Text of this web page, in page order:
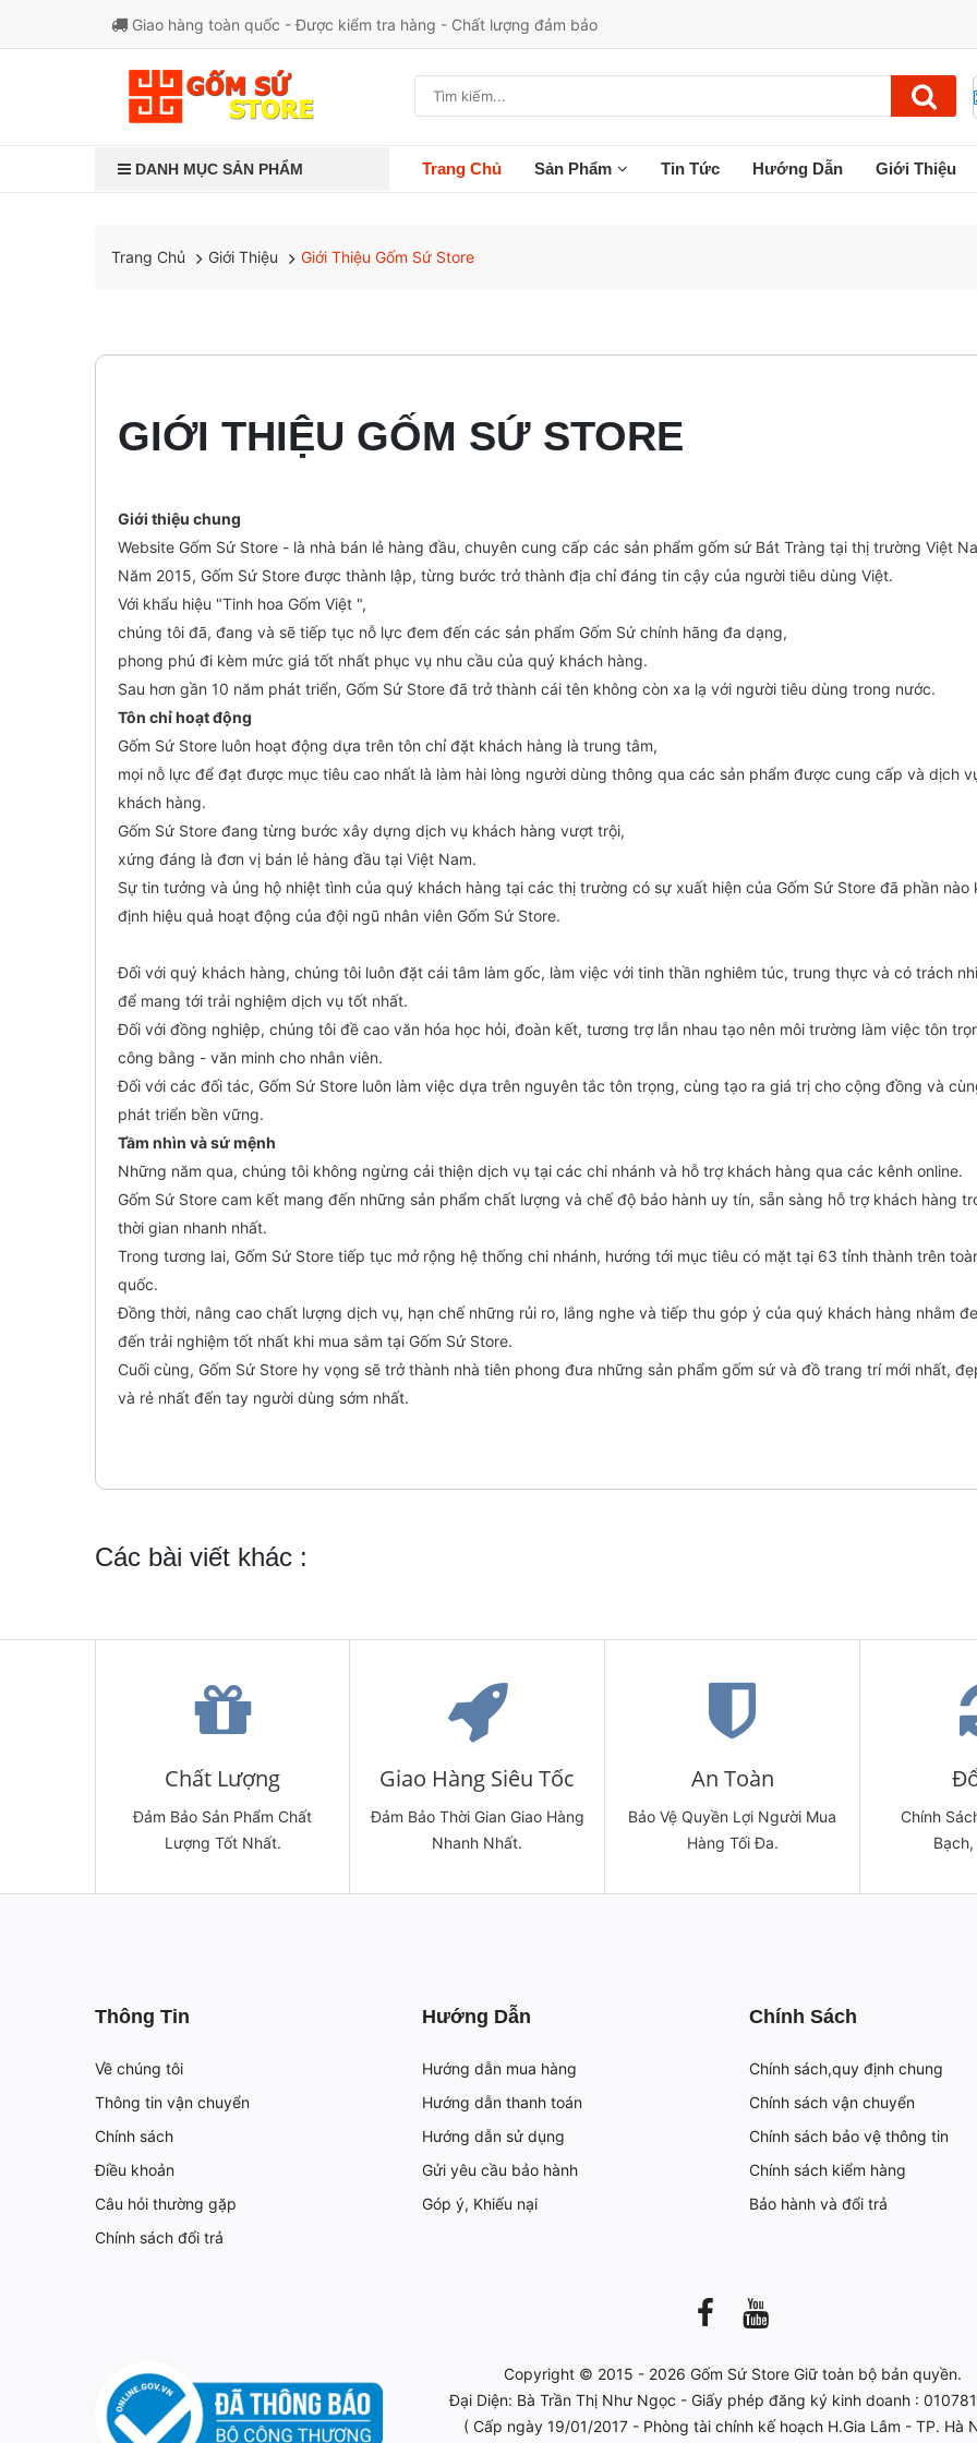
Giao hàng toàn quốc - Được kiểm tra hàng - Chất lượng đảm bảo
DANH MỤC SẢN PHẨM Trang Chủ Sản Phẩm Tin Tức Hướng Dẫn Giới Thiệu
Trang Chủ Giới Thiệu Giới Thiệu Gốm Sứ Store
GIỚI THIỆU GỐM SỨ STORE
Giới thiệu chung
Website Gốm Sứ Store - là nhà bán lẻ hàng đầu, chuyên cung cấp các sản phẩm gốm sứ Bát Tràng tại thị trường Việt
Năm 2015, Gốm Sứ Store được thành lập, từng bước trở thành địa chỉ đáng tin cậy của người tiêu dùng Việt.
Với khẩu hiệu "Tinh hoa Gốm Việt ",
chúng tôi đã, đang và sẽ tiếp tục nỗ lực đem đến các sản phẩm Gốm Sứ chính hãng đa dạng,
phong phú đi kèm mức giá tốt nhất phục vụ nhu cầu của quý khách hàng.
Sau hơn gần 10 năm phát triển, Gốm Sứ Store đã trở thành cái tên không còn xa lạ với người tiêu dùng trong nước.
Tôn chỉ hoạt động
Gốm Sứ Store luôn hoạt động dựa trên tôn chỉ đặt khách hàng là trung tâm,
mọi nỗ lực để đạt được mục tiêu cao nhất là làm hài lòng người dùng thông qua các sản phẩm được cung cấp và dịch
khách hàng.
Gốm Sứ Store đang từng bước xây dựng dịch vụ khách hàng vượt trội,
xứng đáng là đơn vị bán lẻ hàng đầu tại Việt Nam.
Sự tin tưởng và ủng hộ nhiệt tình của quý khách hàng tại các thị trường có sự xuất hiện của Gốm Sứ Store đã phần nào
định hiệu quả hoạt động của đội ngũ nhân viên Gốm Sứ Store.
Đối với quý khách hàng, chúng tôi luôn đặt cái tâm làm gốc, làm việc với tinh thần nghiêm túc, trung thực và có trách
để mang tới trải nghiệm dịch vụ tốt nhất.
Đối với đồng nghiệp, chúng tôi đề cao văn hóa học hỏi, đoàn kết, tương trợ lẫn nhau tạo nên môi trường làm việc tôn
công bằng - văn minh cho nhân viên.
Đối với các đối tác, Gốm Sứ Store luôn làm việc dựa trên nguyên tắc tôn trọng, cùng tạo ra giá trị cho cộng đồng và
phát triển bền vững.
Tầm nhìn và sứ mệnh
Những năm qua, chúng tôi không ngừng cải thiện dịch vụ tại các chi nhánh và hỗ trợ khách hàng qua các kênh online.
Gốm Sứ Store cam kết mang đến những sản phẩm chất lượng và chế độ bảo hành uy tín, sẵn sàng hỗ trợ khách hàng
thời gian nhanh nhất.
Trong tương lai, Gốm Sứ Store tiếp tục mở rộng hệ thống chi nhánh, hướng tới mục tiêu có mặt tại 63 tỉnh thành trên
quốc.
Đồng thời, nâng cao chất lượng dịch vụ, hạn chế những rủi ro, lắng nghe và tiếp thu góp ý của quý khách hàng nhằm
đến trải nghiệm tốt nhất khi mua sắm tại Gốm Sứ Store.
Cuối cùng, Gốm Sứ Store hy vọng sẽ trở thành nhà tiên phong đưa những sản phẩm gốm sứ và đồ trang trí mới nhất,
và rẻ nhất đến tay người dùng sớm nhất.
Các bài viết khác :
Chất Lượng
Đảm Bảo Sản Phẩm Chất
Lượng Tốt Nhất.
Giao Hàng Siêu Tốc
Đảm Bảo Thời Gian Giao Hàng
Nhanh Nhất.
An Toàn
Bảo Vệ Quyền Lợi Người Mua
Hàng Tối Đa.
Chính
Bạch,
Thông Tin
Về chúng tôi
Thông tin vận chuyển
Chính sách
Điều khoản
Câu hỏi thường gặp
Chính sách đổi trả
Hướng Dẫn
Hướng dẫn mua hàng
Hướng dẫn thanh toán
Hướng dẫn sử dụng
Gửi yêu cầu bảo hành
Góp ý, Khiếu nại
Chính Sách
Chính sách,quy định chung
Chính sách vận chuyển
Chính sách bảo vệ thông tin
Chính sách kiểm hàng
Bảo hành và đổi trả
Copyright © 2015 - 2026 Gốm Sứ Store Giữ toàn bộ bản quyền.
Đại Diện: Bà Trần Thị Như Ngọc - Giấy phép đăng ký kinh doanh :
( Cấp ngày 19/01/2017 - Phòng tài chính kế hoạch H.Gia Lâm - TP. Hà